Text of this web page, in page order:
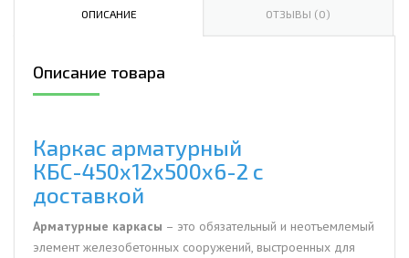
КБС-450х12х500х6-
ОПИСАНИЕ ОТЗЫВЫ (0)
Описание товара
Каркас арматурный
КБС-450х12х500х6-2 с
доставкой
Арматурные каркасы – это обязательный и неотъемлемый
элемент железобетонных сооружений, выстроенных для